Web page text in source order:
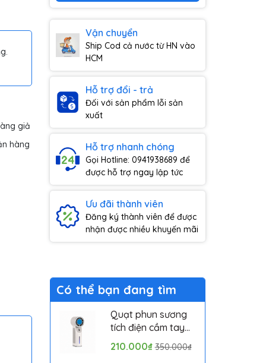
giả
hàng
Vận chuyển
Ship Cod cả nước từ HN vào
HCM
Hỗ trợ đổi - trả
Đối với sản phẩm lỗi sản
xuất
Hỗ trợ nhanh chóng
Gọi Hotline: 0941938689 để
được hỗ trợ ngay lập tức
Ưu đãi thành viên
Đăng ký thành viên để được
nhận được nhiều khuyến mãi
Có thể bạn đang tìm
Quạt phun sương
tích điện cầm tay
mini có sò lạnh
Solove MLS6212B -
210.000₫ 350.000₫